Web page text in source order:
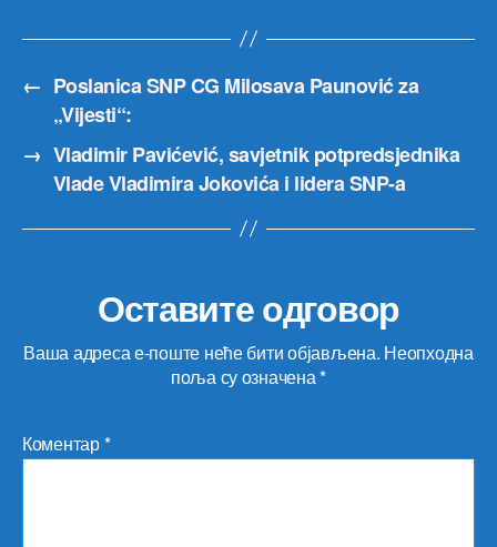
← Poslanica SNP CG Milosava Paunović za
„Vijesti“:
→ Vladimir Pavićević, savjetnik potpredsjednika
Vlade Vladimira Jokovića i lidera SNP-a
Оставите одговор
Ваша адреса е-поште неће бити објављена. Неопходна
поља су означена*
Коментар*